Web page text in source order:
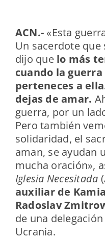
ACN.- «Esta
Un sacerdote
dijo que lo más
cuando la
perteneces a
dejas de amar.
guerra, por un
Pero también
solidaridad, el
aman, se ayudan
mucha oración»,
Iglesia Necesitada
auxiliar de
Radoslav
de una
Ucrania.